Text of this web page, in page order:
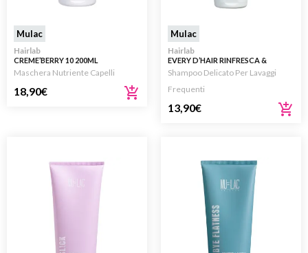
Mulac
Hairlab
CREME’BERRY 10 200ML
Maschera Nutriente Capelli
18,90€
Mulac
Hairlab
EVERY D’HAIR RINFRESCA &
RIEQUILIBRA 250ML
Shampoo Delicato Per Lavaggi
Frequenti
13,90€